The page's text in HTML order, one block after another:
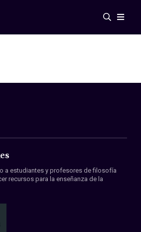
a estudiantes y profesores de filosofía
recursos para la enseñanza de la